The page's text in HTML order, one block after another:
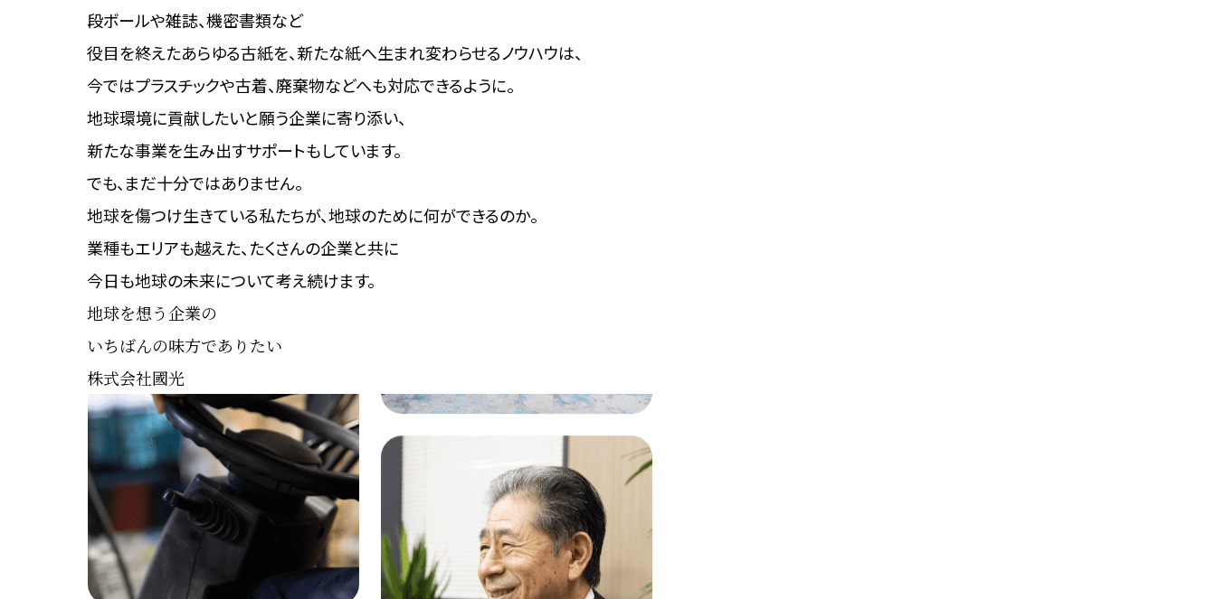
段ボールや雑誌、機密書類など
役目を終えたあらゆる古紙を、新たな紙へ生まれ変わらせるノウハウは、
今ではプラスチックや古着、廃棄物などへも対応できるように。
地球環境に貢献したいと願う企業に寄り添い、
新たな事業を生み出すサポートもしています。
でも、まだ十分ではありません。
地球を傷つけ生きている私たちが、地球のために何ができるのか。
業種もエリアも越えた、 たくさんの企業と共に
今日も地球の未来について考え続けます。
地球を想う企業の
いちばんの味方でありたい
株式会社國光